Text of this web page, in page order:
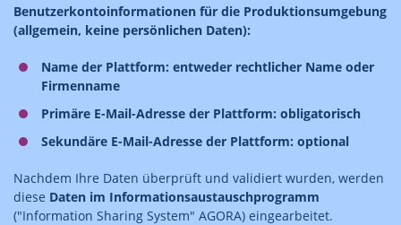
Benutzerkontoinformationen für die Produktionsumgebung
(allgemein, keine persönlichen Daten):
Name der Plattform: entweder rechtlicher Name oder
Firmenname
Primäre E-Mail-Adresse der Plattform: obligatorisch
Sekundäre E-Mail-Adresse der Plattform: optional
Nachdem Ihre Daten überprüft und validiert wurden, werden
diese Daten im Informationsaustauschprogramm
("Information Sharing System" AGORA) eingearbeitet.